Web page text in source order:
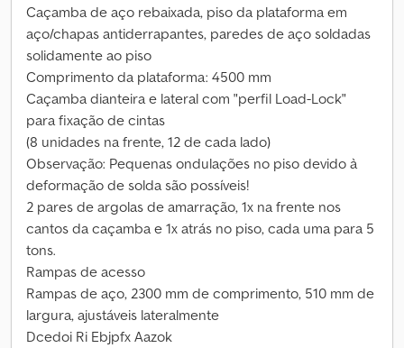
Caçamba de aço rebaixada, piso da plataforma em
aço/chapas antiderrapantes, paredes de aço soldadas
solidamente ao piso
Comprimento da plataforma: 4500 mm
Caçamba dianteira e lateral com "perfil Load-Lock"
para fixação de cintas
(8 unidades na frente, 12 de cada lado)
Observação: Pequenas ondulações no piso devido à
deformação de solda são possíveis!
2 pares de argolas de amarração, 1x na frente nos
cantos da caçamba e 1x atrás no piso, cada uma para 5
tons.
Rampas de acesso
Rampas de aço, 2300 mm de comprimento, 510 mm de
largura, ajustáveis lateralmente
Dcedoi Ri Ebjpfx Aazok